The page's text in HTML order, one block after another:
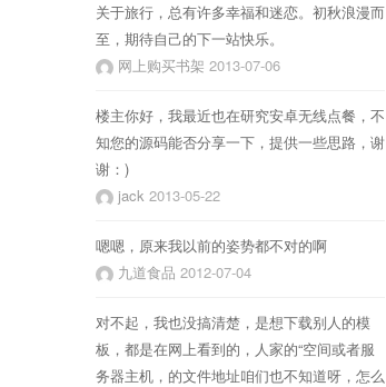
关于旅行，总有许多幸福和迷恋。初秋浪漫而
至，期待自己的下一站快乐。
网上购买书架 2013-07-06
楼主你好，我最近也在研究安卓无线点餐，不
知您的源码能否分享一下，提供一些思路，谢
谢：)
jack 2013-05-22
嗯嗯，原来我以前的姿势都不对的啊
九道食品 2012-07-04
对不起，我也没搞清楚，是想下载别人的模
板，都是在网上看到的，人家的“空间或者服
务器主机，的文件地址咱们也不知道呀，怎么